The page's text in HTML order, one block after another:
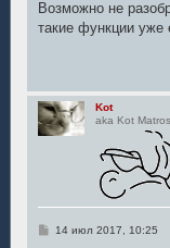
Возможно не
такие функции уже
Kot
aka Kot
С14 июл 2017, 10:25